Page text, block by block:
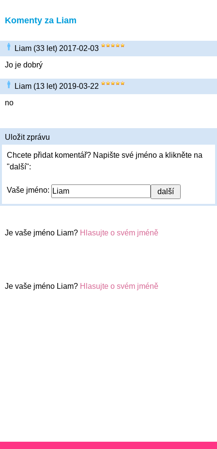
Komenty za Liam
Liam (33 let) 2017-02-03
Jo je dobrý
Liam (13 let) 2019-03-22
no
Uložit zprávu
Chcete přidat komentář? Napište své jméno a klikněte na
"další":
Vaše jméno:
Je vaše jméno Liam? Hlasujte o svém jméně
Je vaše jméno Liam? Hlasujte o svém jméně